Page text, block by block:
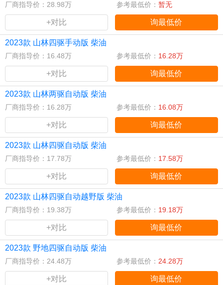
厂商指导价：28.98万 参考最低价： 暂无
+对比 询最低价
2023款 山林四驱手动版 柴油
厂商指导价：16.48万 参考最低价： 16.28万
+对比 询最低价
2023款 山林两驱自动版 柴油
厂商指导价：16.28万 参考最低价： 16.08万
+对比 询最低价
2023款 山林四驱自动版 柴油
厂商指导价：17.78万 参考最低价： 17.58万
+对比 询最低价
2023款 山林四驱自动越野版 柴油
厂商指导价：19.38万 参考最低价： 19.18万
+对比 询最低价
2023款 野地四驱自动版 柴油
厂商指导价：24.48万 参考最低价： 24.28万
+对比 询最低价